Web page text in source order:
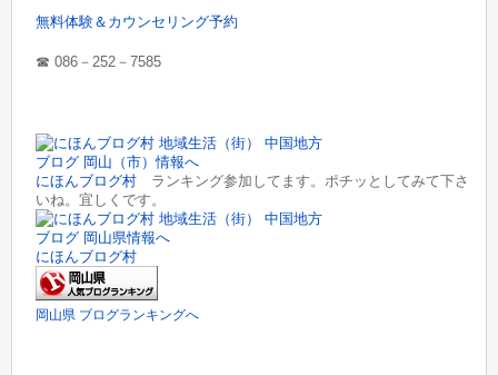
無料体験＆カウンセリング予約
☎︎ 086－252－7585
にほんブログ村 ランキング参加してます。ポチッとしてみて下さ
いね。宜しくです。
にほんブログ村
岡山県 ブログランキングへ